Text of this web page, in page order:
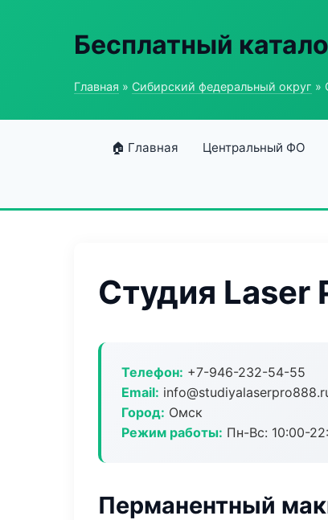
Бесплатный
Главная » Сибирский федеральный округ »
🏠 Главная Центральный ФО
Студия Laser
Телефон: +7-946-232-54-55
Email:
Город: Омск
Режим работы: Пн-Вс: 10:00-
Перманентный